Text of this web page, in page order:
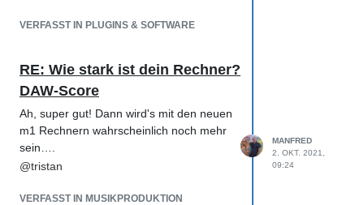
VERFASST IN PLUGINS & SOFTWARE
RE: Wie stark ist dein Rechner?
DAW-Score
Ah, super gut! Dann wird's mit den neuen
m1 Rechnern wahrscheinlich noch mehr
sein….
@tristan
VERFASST IN MUSIKPRODUKTION
MANFRED
2. OKT. 2021,
09:24